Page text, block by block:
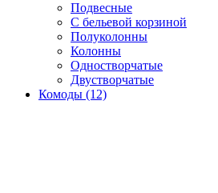
Подвесные
С бельевой корзиной
Полуколонны
Колонны
Одностворчатые
Двустворчатые
Комоды (12)